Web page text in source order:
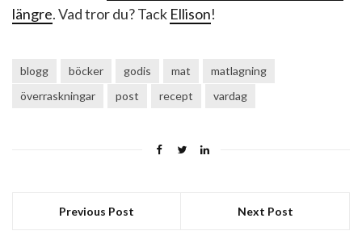
längre. Vad tror du? Tack Ellison!
blogg böcker godis mat
matlagning
överraskningar
post recept vardag
Previous Post Next Post